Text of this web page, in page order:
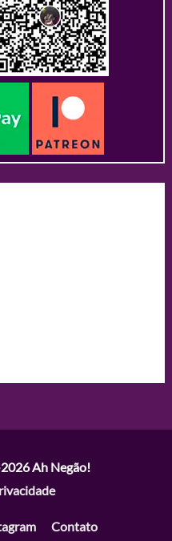
Ah Negão!
Contato